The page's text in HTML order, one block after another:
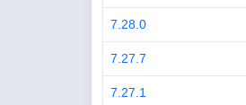
7.28.0
7.27.7
7.27.1